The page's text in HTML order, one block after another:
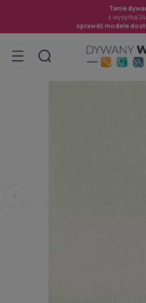
Tanie
z wysyłką
sprawdź modele